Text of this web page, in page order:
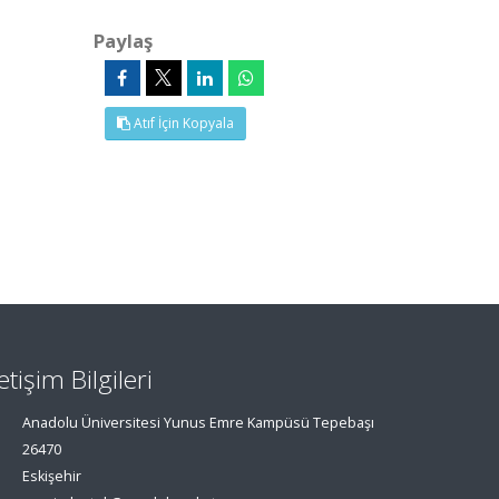
Paylaş
Atıf İçin Kopyala
Bilgileri
Anadolu Üniversitesi Yunus Emre Kampüsü Tepebaşı
26470
Eskişehir